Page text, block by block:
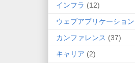
インフラ (12)
ウェブアプリケーション
カンファレンス (37)
キャリア (2)